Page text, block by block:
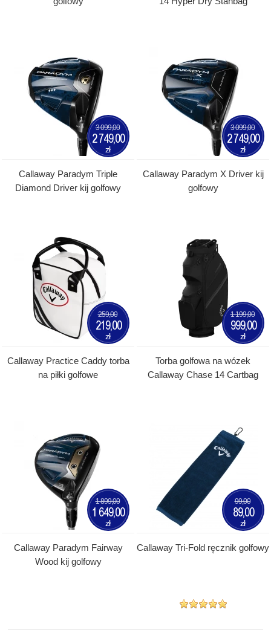
Callaway Paradym Triple
Diamond Driver kij golfowy
3 099,00
2 749,00
zł
Callaway Paradym X Driver kij
golfowy
3 099,00
2 749,00
zł
Callaway Practice Caddy torba
na piłki golfowe
259,00
219,00
zł
Torba golfowa na wózek
Callaway Chase 14 Cartbag
1 199,00
999,00
zł
Callaway Paradym Fairway
Wood kij golfowy
1 899,00
1 649,00
zł
Callaway Tri-Fold ręcznik golfowy
99,00
89,00
zł